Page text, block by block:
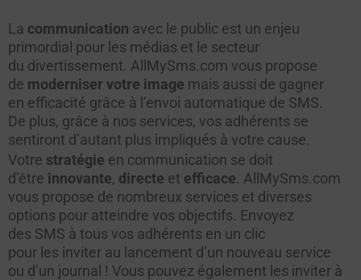
La communication avec le public est un enjeu
primordial pour les médias et le secteur
du divertissement. AllMySms.com vous propose
de moderniser votre image mais aussi de gagner
en efficacité grâce à l’envoi automatique de SMS.
De plus, grâce à nos services, vos adhérents se
sentiront d’autant plus impliqués à votre cause.
Votre stratégie en communication se doit
d’être innovante, directe et efficace. AllMySms.com
vous propose de nombreux services et diverses
options pour atteindre vos objectifs. Envoyez
des SMS à tous vos adhérents en un clic
pour les inviter au lancement d’un nouveau service
ou d’un journal ! Vous pouvez également les inviter à